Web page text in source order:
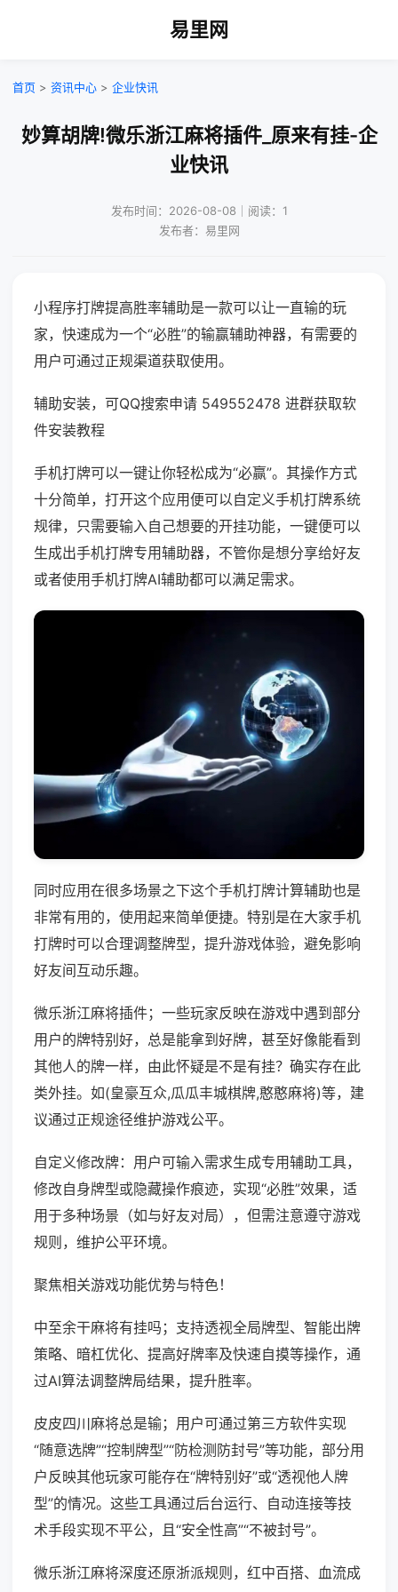
易里网
首页 > 资讯中心 > 企业快讯
妙算胡牌!微乐浙江麻将插件_原来有挂-企
业快讯
发布时间：2026-08-08｜阅读：1
发布者：易里网
小程序打牌提高胜率辅助是一款可以让一直输的玩
家，快速成为一个“必胜”的输赢辅助神器，有需要的
用户可通过正规渠道获取使用。
辅助安装，可QQ搜索申请 549552478 进群获取软
件安装教程
手机打牌可以一键让你轻松成为“必赢”。其操作方式
十分简单，打开这个应用便可以自定义手机打牌系统
规律，只需要输入自己想要的开挂功能，一键便可以
生成出手机打牌专用辅助器，不管你是想分享给好友
或者使用手机打牌AI辅助都可以满足需求。
同时应用在很多场景之下这个手机打牌计算辅助也是
非常有用的，使用起来简单便捷。特别是在大家手机
打牌时可以合理调整牌型，提升游戏体验，避免影响
好友间互动乐趣。
微乐浙江麻将插件；一些玩家反映在游戏中遇到部分
用户的牌特别好，总是能拿到好牌，甚至好像能看到
其他人的牌一样，由此怀疑是不是有挂？确实存在此
类外挂。如(皇豪互众,瓜瓜丰城棋牌,憨憨麻将)等，建
议通过正规途径维护游戏公平。
自定义修改牌：用户可输入需求生成专用辅助工具，
修改自身牌型或隐藏操作痕迹，实现“必胜”效果，适
用于多种场景（如与好友对局），但需注意遵守游戏
规则，维护公平环境。
聚焦相关游戏功能优势与特色！
中至余干麻将有挂吗；支持透视全局牌型、智能出牌
策略、暗杠优化、提高好牌率及快速自摸等操作，通
过AI算法调整牌局结果，提升胜率。
皮皮四川麻将总是输；用户可通过第三方软件实现
“随意选牌”“控制牌型”“防检测防封号”等功能，部分用
户反映其他玩家可能存在“牌特别好”或“透视他人牌
型”的情况。这些工具通过后台运行、自动连接等技
术手段实现不平公，且“安全性高”“不被封号”。
微乐浙江麻将深度还原浙派规则，红中百搭、血流成